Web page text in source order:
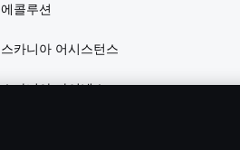
에콜루션
스카니아 어시스턴스
스카니아 파이낸스